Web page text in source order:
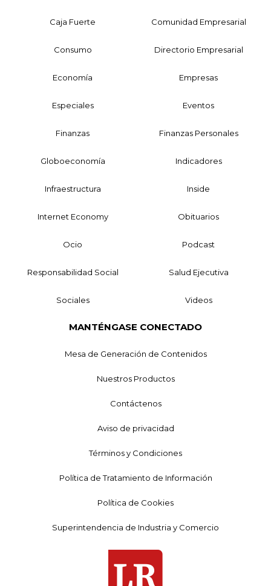
Caja Fuerte Comunidad Empresarial
Consumo Directorio Empresarial
Economía Empresas
Especiales Eventos
Finanzas Finanzas Personales
Globoeconomía Indicadores
Infraestructura Inside
Internet Economy Obituarios
Ocio Podcast
Responsabilidad Social Salud Ejecutiva
Sociales Videos
MANTÉNGASE CONECTADO
Mesa de Generación de Contenidos
Nuestros Productos
Contáctenos
Aviso de privacidad
Términos y Condiciones
Política de Tratamiento de Información
Política de Cookies
Superintendencia de Industria y Comercio